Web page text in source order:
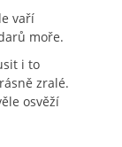
vaří
moře.
i to
zralé.
osvěží